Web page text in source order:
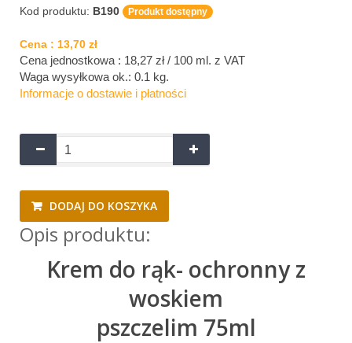
Kod produktu: B190 Produkt dostępny
Cena : 13,70 zł
Cena jednostkowa : 18,27 zł / 100 ml. z VAT
Waga wysyłkowa ok.: 0.1 kg.
Informacje o dostawie i płatności
DODAJ DO KOSZYKA
Opis produktu:
Krem do rąk- ochronny z
woskiem
pszczelim 75ml